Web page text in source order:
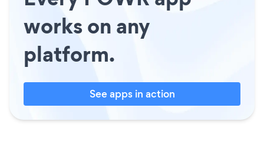
works on any
platform.
See apps in action